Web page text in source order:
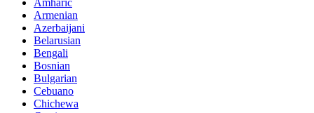
Amharic
Armenian
Azerbaijani
Belarusian
Bengali
Bosnian
Bulgarian
Cebuano
Chichewa